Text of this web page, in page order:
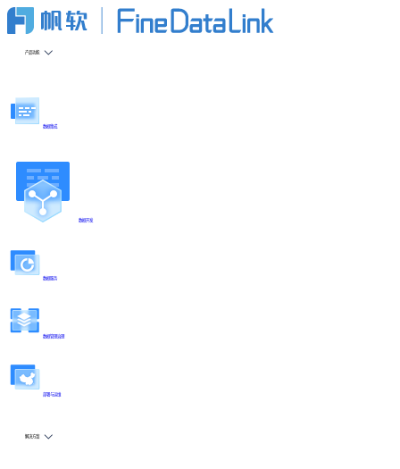
产品功能
数据集成
数据开发
数据服务
数据管理治理
部署与运维
解决方案